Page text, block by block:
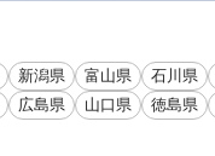
新潟県 富山県 石川県
広島県
山口県 徳島県